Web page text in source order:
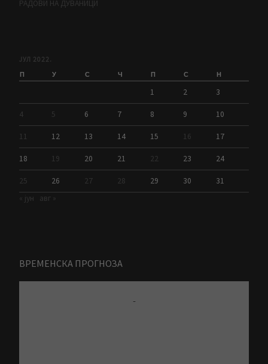
РАДОВИ НА ДУВАНИЦИ
ЈУЛ 2022.
П У С Ч П С Н
1 2 3
4 5 6 7 8 9 10
11 12 13 14 15 16 17
18 19 20 21 22 23 24
25 26 27 28 29 30
31
« јун
авг »
ВРЕМЕНСКА ПРОГНОЗА
-